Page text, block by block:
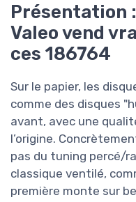
Présentation
Valeo vend
ces 186764
Sur le papier, les
comme des disques
avant, avec une
l’origine.
pas du tuning percé/
classique ventilé,
première monte sur